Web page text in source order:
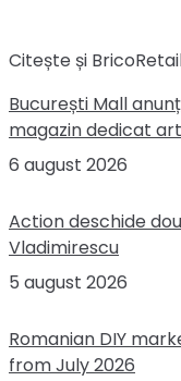
Citește și
București Mall
magazin dedicat
6 august 2026
Action deschide
Vladimirescu
5 august 2026
Romanian DIY
from July 2026